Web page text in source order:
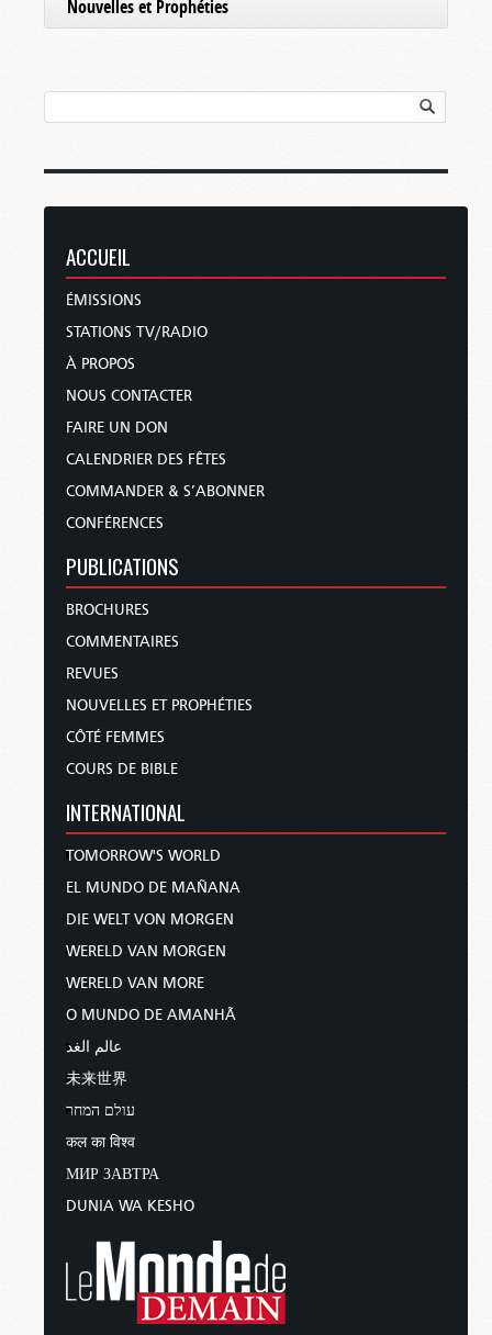
Nouvelles et Prophéties
ACCUEIL
ÉMISSIONS
STATIONS TV/RADIO
À PROPOS
NOUS CONTACTER
FAIRE UN DON
CALENDRIER DES FÊTES
COMMANDER & S’ABONNER
CONFÉRENCES
PUBLICATIONS
BROCHURES
COMMENTAIRES
REVUES
NOUVELLES ET PROPHÉTIES
CÔTÉ FEMMES
COURS DE BIBLE
INTERNATIONAL
TOMORROW'S WORLD
EL MUNDO DE MAÑANA
DIE WELT VON MORGEN
WERELD VAN MORGEN
WERELD VAN MORE
O MUNDO DE AMANHÃ
عالم الغد
未来世界
עולם המחר
कल का विश्व
МИР ЗАВТРА
DUNIA WA KESHO